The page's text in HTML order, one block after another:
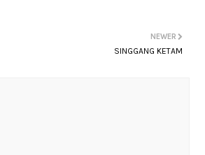
NEWER
SINGGANG KETAM